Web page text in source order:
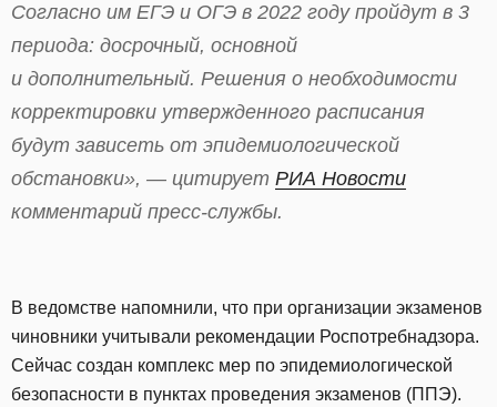
Согласно им ЕГЭ и ОГЭ в 2022 году пройдут в 3
периода: досрочный, основной
и дополнительный. Решения о необходимости
корректировки утвержденного расписания
будут зависеть от эпидемиологической
обстановки», — цитирует РИА Новости
комментарий пресс-службы.
В ведомстве напомнили, что при организации экзаменов
чиновники учитывали рекомендации Роспотребнадзора.
Сейчас создан комплекс мер по эпидемиологической
безопасности в пунктах проведения экзаменов (ППЭ).